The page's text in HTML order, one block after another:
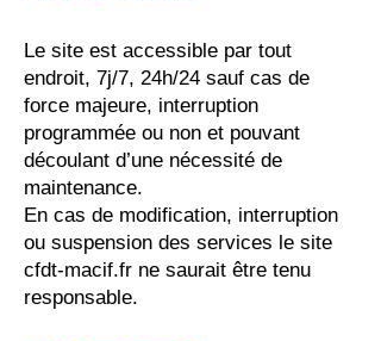
Le site est accessible par tout
endroit, 7j/7, 24h/24 sauf cas de
force majeure, interruption
programmée ou non et pouvant
découlant d’une nécessité de
maintenance.
En cas de modification, interruption
ou suspension des services le site
cfdt-macif.fr ne saurait être tenu
responsable.